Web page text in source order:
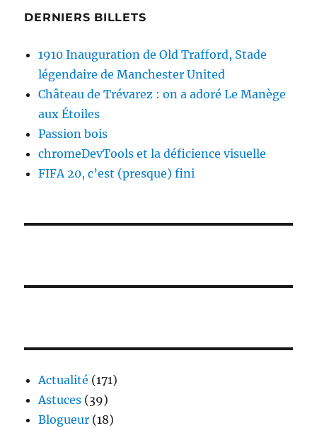
DERNIERS BILLETS
1910 Inauguration de Old Trafford, Stade
légendaire de Manchester United
Château de Trévarez : on a adoré Le Manège
aux Étoiles
Passion bois
chromeDevTools et la déficience visuelle
FIFA 20, c’est (presque) fini
Actualité (171)
Astuces (39)
Blogueur (18)